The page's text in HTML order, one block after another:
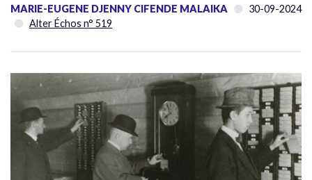
MARIE-EUGENE DJENNY CIFENDE MALAIKA
30-09-2024
Alter Échos n° 519